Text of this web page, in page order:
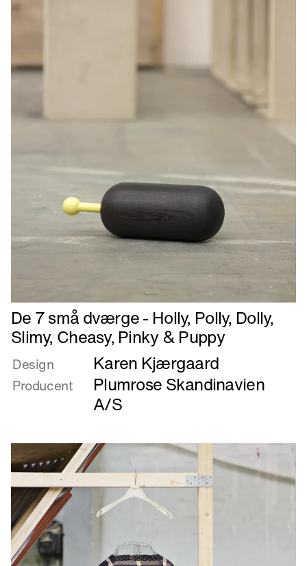
Læs
mere
om
De
små
Holly,
Polly,
Dolly,
Slimy,
Cheasy,
Pinky
&
Puppy
De 7 små dværge - Holly, Polly, Dolly,
Slimy, Cheasy, Pinky & Puppy
Design Karen Kjærgaard
Producent
Plumrose Skandinavien
A/S